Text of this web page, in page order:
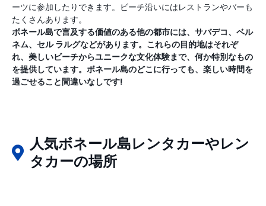
ーツに参加したりできます。ビーチ沿いにはレストランやバーも
たくさんあります。
ボネール島で言及する価値のある他の都市には、サバデコ、ベル
ネム、セル ラルグなどがあります。これらの目的地はそれぞ
れ、美しいビーチからユニークな文化体験まで、何か特別なもの
を提供しています。ボネール島のどこに行っても、楽しい時間を
過ごせること間違いなしです!
人気ボネール島レンタカーやレン
タカーの場所